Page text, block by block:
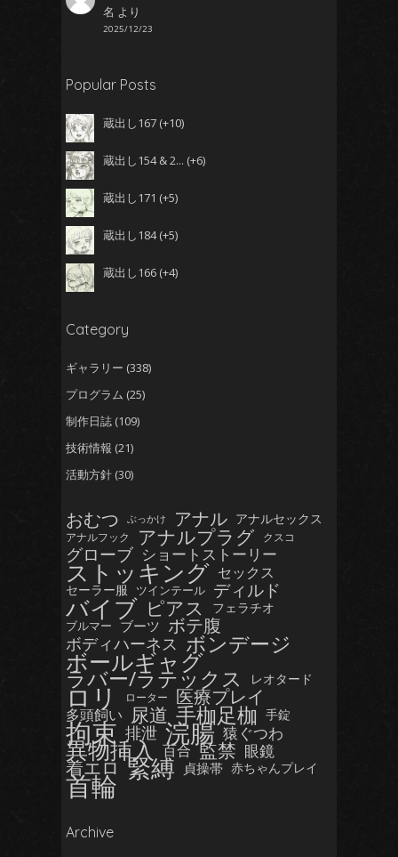
名 より
2025/12/23
Popular Posts
蔵出し167 +10
蔵出し154 & 2... +6
蔵出し171 +5
蔵出し184 +5
蔵出し166 +4
Category
ギャラリー (338)
プログラム (25)
制作日誌 (109)
技術情報 (21)
活動方針 (30)
おむつ ぶっかけ アナル アナルセックス
アナルフック アナルプラグ クスコ
グローブ ショートストーリー
ストッキング セックス
セーラー服 ツインテール ディルド
バイブ ピアス フェラチオ
ブルマー ブーツ ボテ腹
ボディハーネス ボンデージ
ボールギャグ
ラバー/ラテックス レオタード
ロリ ローター 医療プレイ
多頭飼い 尿道 手枷足枷 手錠
拘束 排泄 浣腸 猿ぐつわ
異物挿入 百合 監禁 眼鏡
着エロ 緊縛 貞操帯 赤ちゃんプレイ
首輪
Archive